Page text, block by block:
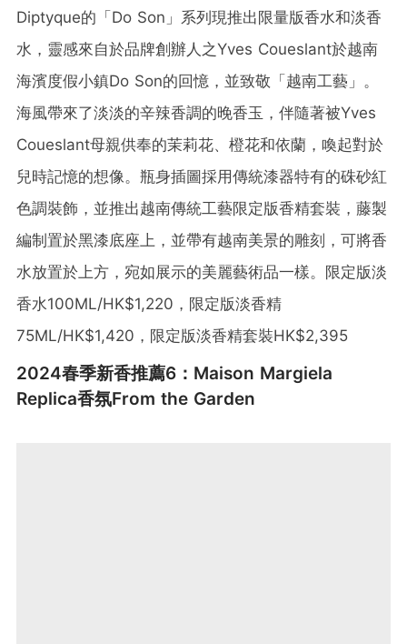
Diptyque的「Do Son」系列現推出限量版香水和淡香
水，靈感來自於品牌創辦人之Yves Coueslant於越南
海濱度假小鎮Do Son的回憶，並致敬「越南工藝」。
海風帶來了淡淡的辛辣香調的晚香玉，伴隨著被Yves
Coueslant母親供奉的茉莉花、橙花和依蘭，喚起對於
兒時記憶的想像。瓶身插圖採用傳統漆器特有的硃砂紅
色調裝飾，並推出越南傳統工藝限定版香精套裝，藤製
編制置於黑漆底座上，並帶有越南美景的雕刻，可將香
水放置於上方，宛如展示的美麗藝術品一樣。限定版淡
香水100ML/HK$1,220，限定版淡香精
75ML/HK$1,420，限定版淡香精套裝HK$2,395
2024春季新香推薦6：Maison Margiela
Replica香氛From the Garden